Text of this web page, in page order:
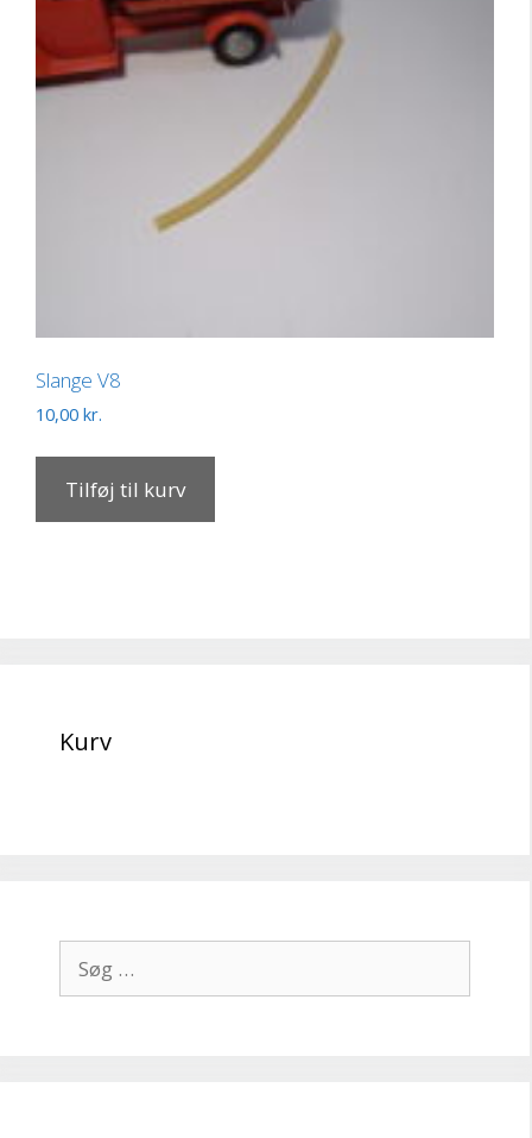
Slange V8
10,00 kr.
Tilføj til kurv
Kurv
efter: